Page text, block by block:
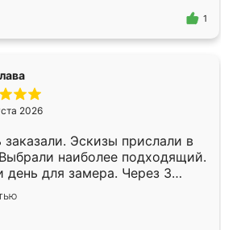
моему эскизу самый
1
2026
заказали. Эскизы прислали в
наиболее подходящий.
день для замера. Через 3
была уже готова. Остались
Спасибо Ренессанс
работу!